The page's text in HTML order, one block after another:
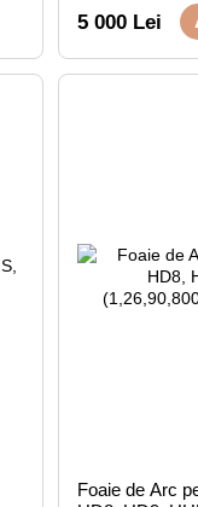
5 000 Lei
Foaie de Arc